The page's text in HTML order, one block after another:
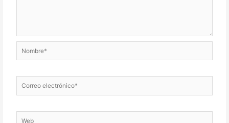
electrónico*